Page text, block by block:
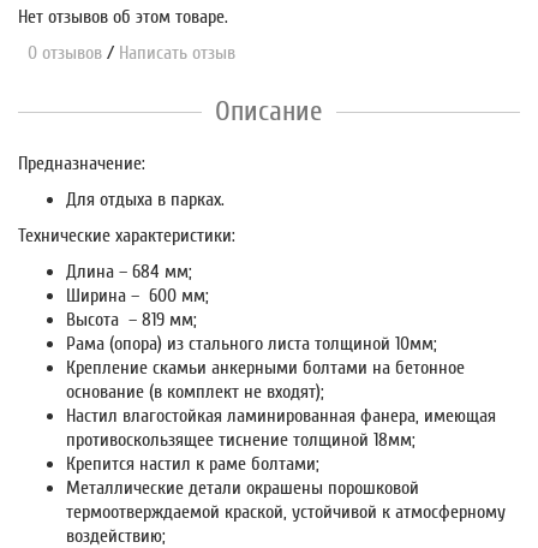
Нет отзывов об этом товаре.
0 отзывов / Написать отзыв
Описание
Предназначение:
Для отдыха в парках.
Технические характеристики:
Длина – 684 мм;
Ширина – 600 мм;
Высота – 819 мм;
Рама (опора) из стального листа толщиной 10мм;
Крепление скамьи анкерными болтами на бетонное
основание (в комплект не входят);
Настил влагостойкая ламинированная фанера, имеющая
противоскользящее тиснение толщиной 18мм;
Крепится настил к раме болтами;
Металлические детали окрашены порошковой
термоотверждаемой краской, устойчивой к атмосферному
воздействию;